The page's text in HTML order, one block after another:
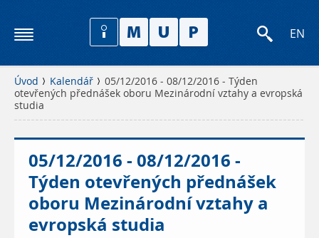
EN
Úvod Kalendář
05/12/2016 - 08/12/2016 - Týden
otevřených přednášek oboru Mezinárodní vztahy a evropská
studia
05/12/2016 - 08/12/2016 -
Týden otevřených přednášek
oboru Mezinárodní vztahy a
evropská studia